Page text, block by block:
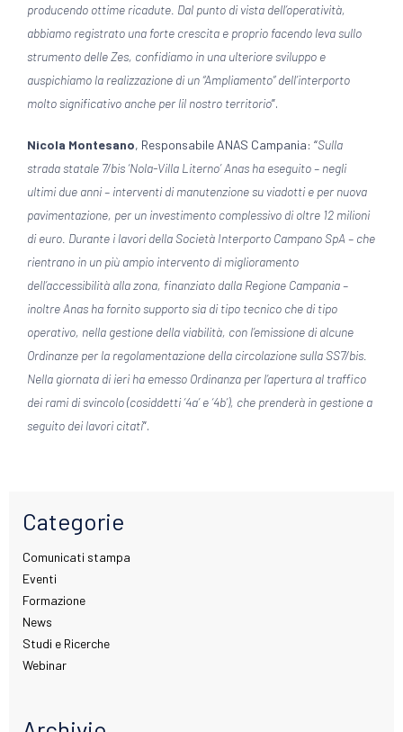
producendo ottime ricadute. Dal punto di vista dell’operatività,
abbiamo registrato una forte crescita e proprio facendo leva sullo
strumento delle Zes, confidiamo in una ulteriore sviluppo e
auspichiamo la realizzazione di un “Ampliamento” dell’interporto
molto significativo anche per lil nostro territorio”.
Nicola Montesano, Responsabile ANAS Campania: “Sulla
strada statale 7/bis ‘Nola-Villa Literno’ Anas ha eseguito – negli
ultimi due anni – interventi di manutenzione su viadotti e per nuova
pavimentazione, per un investimento complessivo di oltre 12 milioni
di euro. Durante i lavori della Società Interporto Campano SpA – che
rientrano in un più ampio intervento di miglioramento
dell’accessibilità alla zona, finanziato dalla Regione Campania –
inoltre Anas ha fornito supporto sia di tipo tecnico che di tipo
operativo, nella gestione della viabilità, con l’emissione di alcune
Ordinanze per la regolamentazione della circolazione sulla SS7/bis.
Nella giornata di ieri ha emesso Ordinanza per l’apertura al traffico
dei rami di svincolo (cosiddetti ‘4a’ e ‘4b’), che prenderà in gestione a
seguito dei lavori citati”.
Categorie
Comunicati stampa
Eventi
Formazione
News
Studi e Ricerche
Webinar